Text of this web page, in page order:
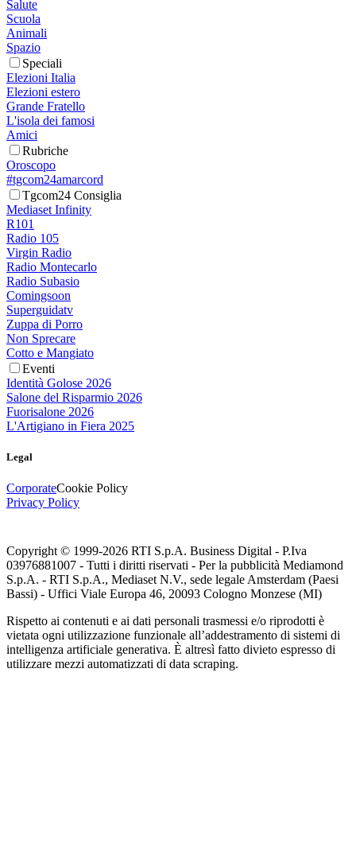
Salute
Scuola
Animali
Spazio
Speciali
Elezioni Italia
Elezioni estero
Grande Fratello
L'isola dei famosi
Amici
Rubriche
Oroscopo
#tgcom24amarcord
Tgcom24 Consiglia
Mediaset Infinity
R101
Radio 105
Virgin Radio
Radio Montecarlo
Radio Subasio
Comingsoon
Superguidatv
Zuppa di Porro
Non Sprecare
Cotto e Mangiato
Eventi
Identità Golose 2026
Salone del Risparmio 2026
Fuorisalone 2026
L'Artigiano in Fiera 2025
Legal
CorporateCookie Policy
Privacy Policy
Copyright © 1999-2026 RTI S.p.A. Business Digital - P.Iva
03976881007 - Tutti i diritti riservati - Per la pubblicità Mediamond
S.p.A. - RTI S.p.A., Mediaset N.V., sede legale Amsterdam (Paesi
Bassi) - Uffici Viale Europa 46, 20093 Cologno Monzese (MI)
Rispetto ai contenuti e ai dati personali trasmessi e/o riprodotti è
vietata ogni utilizzazione funzionale all’addestramento di sistemi di
intelligenza artificiale generativa. È altresì fatto divieto espresso di
utilizzare mezzi automatizzati di data scraping.